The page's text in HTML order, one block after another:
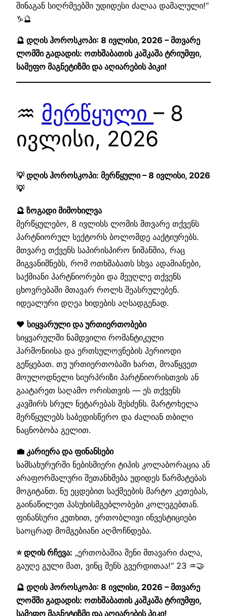
შინაგან სიღრმეებში უდიდესი ძალაა დამალული!“
♑🔮
🔮 დღის ჰოროსკოპი: 8 ივლისი, 2026 – მთვარე
ლომში გადადის: ოთხშაბათის კაშკაშა ტრიუმფი,
სამეფო მაგნეტიზმი და აღიარების პიკი!
♒ მერწყული – 8
ივლისი, 2026
💡 დღის ჰოროსკოპი: მერწყული – 8 ივლისი, 2026
💡
🔮 ზოგადი მიმოხილვა
მერწყულებო, 8 ივლისს ლომის მთვარე თქვენს
პარტნიორულ სექტორს ბოლომდე ააქტიურებს.
მთვარე თქვენს საპირისპირო ნიშანშია, რაც
მიგვანიშნებს, რომ ოთხშაბათს სხვა ადამიანები,
საქმიანი პარტნიორები და მეუღლე თქვენს
ცხოვრებაში მთავარ როლს შეასრულებენ.
იდეალური დღეა ხიდების აღსადგენად.
❤️ სიყვარული და ურთიერთობები
სიყვარულში ნამდვილი რომანტიკული
ჰარმონიისა და ერთსულოვნების პერიოდი
გეწყებათ. თუ ურთიერთობაში ხართ, მოაწყვეთ
მოულოდნელი სიურპრიზი პარტნიორისთვის ან
გაატარეთ საღამო ორისთვის — ეს თქვენს
კავშირს სრულ ნეტარებას შესძენს. მარტოხელა
მერწყულებს საბედისწერო და ძალიან თბილი
ნაცნობობა გელით.
💼 კარიერა და ფინანსები
სამსახურურში ნებისმიერი ტიპის კოლაბორაცია ან
არაფორმალური შეთანხმება უდიდეს წარმატებას
მოგიტანთ. ნუ ეცდებით საქმეების მარტო კეთებას,
გაინაწილეთ პასუხისმგებლობები კოლეგებთან.
ფინანსური კუთხით, ერთობლივი ინვესტიციები
საოცრად მომგებიანი აღმოჩნდება.
⭐ დღის რჩევა: „ერთობაშია შენი მთავარი ძალა,
გაუღე გული მათ, ვინც შენს გვერდითაა!“ 23 ♒🤝
🔮 დღის ჰოროსკოპი: 8 ივლისი, 2026 – მთვარე
ლომში გადადის: ოთხშაბათის კაშკაშა ტრიუმფი,
სამეფო მაგნეტიზმი და აღიარების პიკი!